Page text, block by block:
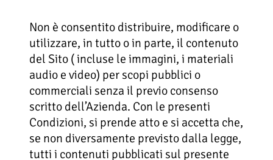
Non è consentito distribuire, modificare o
utilizzare, in tutto o in parte, il contenuto
del Sito ( incluse le immagini, i materiali
audio e video) per scopi pubblici o
commerciali senza il previo consenso
scritto dell’Azienda. Con le presenti
Condizioni, si prende atto e si accetta che,
se non diversamente previsto dalla legge,
tutti i contenuti pubblicati sul presente